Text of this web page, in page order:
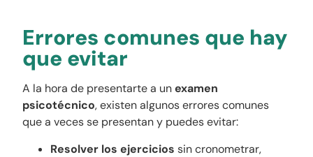
Errores comunes que hay
que evitar
A la hora de presentarte a unexamen
psicotécnico, existen algunos errores comunes
que a veces se presentan y puedes evitar:
Resolver los ejercicios sin cronometrar,